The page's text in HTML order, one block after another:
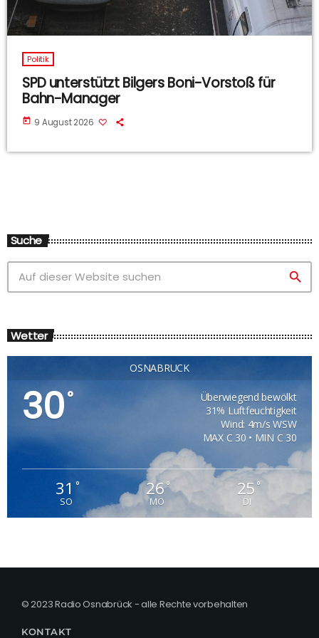
Politik
SPD unterstützt Bilgers Boni-Vorstoß für
Bahn-Manager
today 9 August 2026
Suche
search
Wetter
OSNABRÜCK
30°
Überwiegend bewölkt
31% Luftfeuchtigkeit
Wind: 4m/s WSW
MAX C 30 • MIN C 30
31 °
SO
26°
MO
25°
DI
© 2023 Radio Osnabrück - alle Rechte vorbehalten
KONTAKT